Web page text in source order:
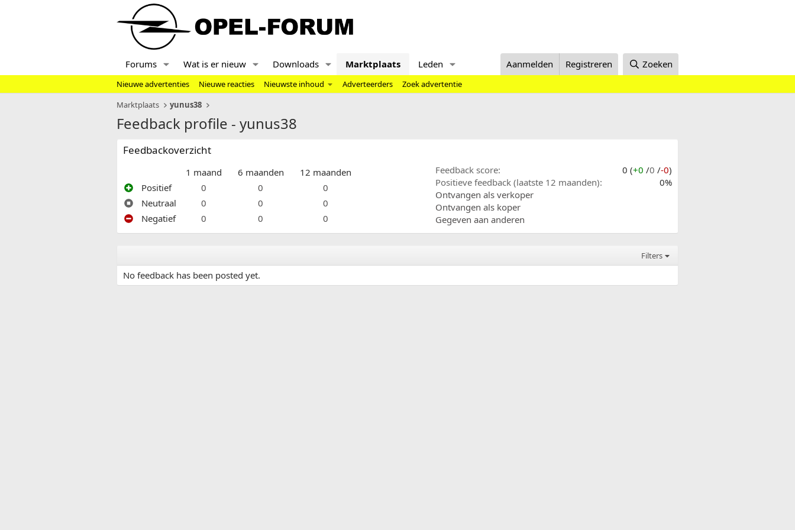
Forums Wat is er nieuw Downloads Marktplaats Leden Aanmelden Registreren Zoeken
Nieuwe advertenties Nieuwe reacties Nieuwste inhoud Adverteerders
Zoek advertentie
Marktplaats
yunus38
Feedback profile - yunus38
Feedbackoverzicht
1 maand 6 maanden
12 maanden
Positief
0 0
0
Neutraal
0 0
0
Negatief
0 0 0
Feedback score 0 (+0 /0 /-0)
Positieve feedback (laatste 12 maanden)
0%
Ontvangen als verkoper
Ontvangen als koper
Gegeven aan anderen
Filters
No feedback has been posted yet.